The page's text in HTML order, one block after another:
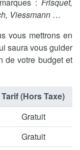
Viessmann …
vous mettrons en
saura vous guider
de votre budget et
Tarif (Hors Taxe)
Gratuit
Gratuit